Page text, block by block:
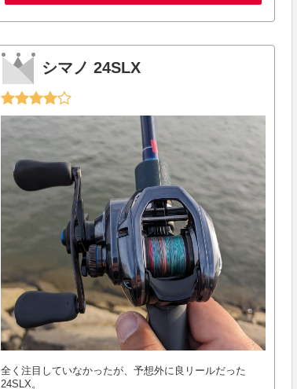
シマノ 24SLX
全く注目していなかったが、予想外に良リールだった
24SLX。